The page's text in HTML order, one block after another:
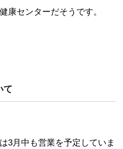
康センターだそうです。
て
3月中も営業を予定していま